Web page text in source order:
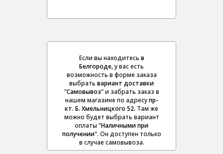
Если вы находитесь в
Белгороде, у вас есть
возможность в форме заказа
выбрать вариант доставки
"Самовывоз"и забрать заказ в
нашем магазине по адресупр-
кт. Б. Хмельницкого 52. Там же
можно будет выбрать вариант
оплаты "Наличными при
получении". Он доступен только
в случае самовывоза.